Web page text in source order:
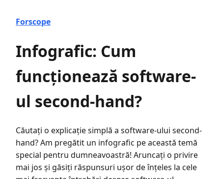
Forscope
Infografic: Cum
funcționează software-
ul second-hand?
Căutați o explicație simplă a software-ului second-
hand? Am pregătit un infografic pe această temă
special pentru dumneavoastră! Aruncați o privire
mai jos și găsiți răspunsuri ușor de înțeles la cele